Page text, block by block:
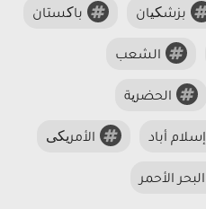
بزشکیان باکستان
الشعب
الحضریة
إسلام أباد الأمریکی
البحر الأحمر